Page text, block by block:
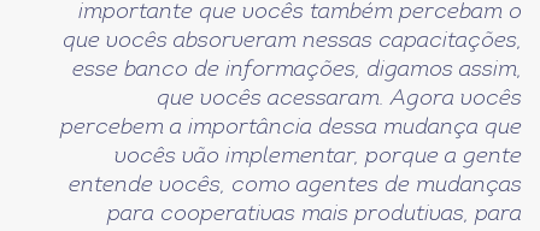
importante que vocês também percebam o
que vocês absorveram nessas capacitações,
esse banco de informações, digamos assim,
que vocês acessaram. Agora vocês
percebem a importância dessa mudança que
vocês vão implementar, porque a gente
entende vocês, como agentes de mudanças
para cooperativas mais produtivas, para